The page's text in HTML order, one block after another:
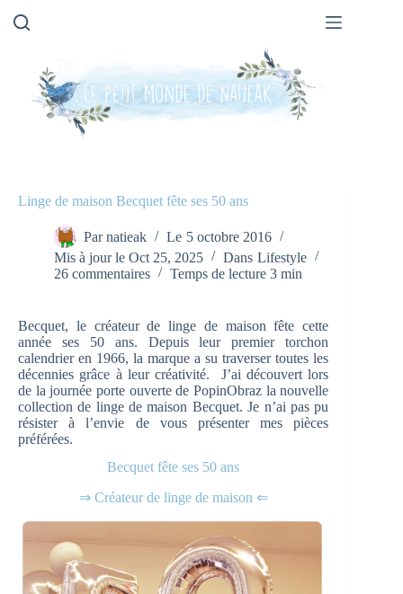
Linge de maison Becquet fête ses 50 ans
Par natieak Le 5 octobre 2016
Mis à jour le Oct 25, 2025 Dans Lifestyle
26 commentaires
Temps de lecture 3 min
Becquet, le créateur de linge de maison fête cette
année ses 50 ans. Depuis leur premier torchon
calendrier en 1966, la marque a su traverser toutes les
décennies grâce à leur créativité. J’ai découvert lors
de la journée porte ouverte de PopinObraz la nouvelle
collection de linge de maison Becquet. Je n’ai pas pu
résister à l’envie de vous présenter mes pièces
préférées.
Becquet fête ses 50 ans
⇒ Créateur de linge de maison ⇐